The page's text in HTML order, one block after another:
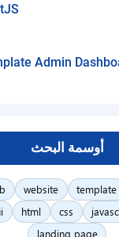
Admin
أوسمة البحث
website template
html css
landing page